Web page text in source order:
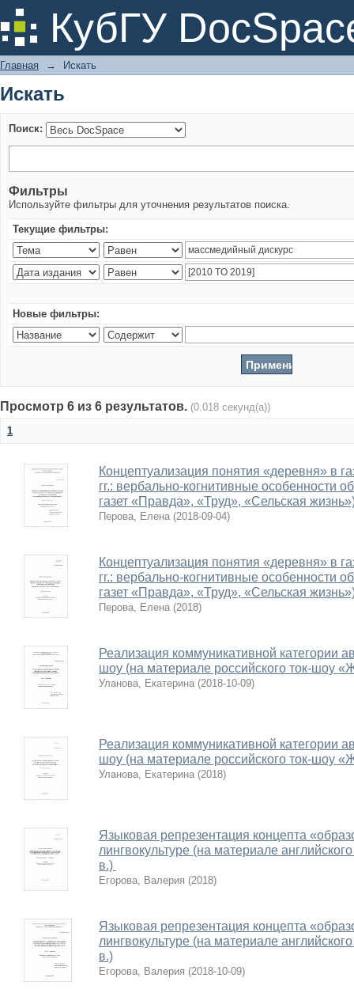
КубГУ
Искать
Главная → Искать
Искать
Поиск:
Фильтры
Используйте фильтры для уточнения результатов поиска.
Текущие фильтры:
Новые фильтры:
Просмотр 6 из 6 результатов. (0.018 секунд(а))
1
Концептуализация понятия «деревня» в
гг.: вербально-когнитивные особенности
газет «Правда», «Труд», «Сельская
Перова, Елена (2018-09-04)
Концептуализация понятия «деревня» в
гг.: вербально-когнитивные особенности
газет «Правда», «Труд», «Сельская
Перова, Елена (2018)
Реализация коммуникативной категории
шоу (на материале российского ток-шоу
Уланова, Екатерина (2018-10-09)
Реализация коммуникативной категории
шоу (на материале российского ток-шоу
Уланова, Екатерина (2018)
Языковая репрезентация концепта
лингвокультуре (на материале
в.)
Егорова, Валерия (2018)
Языковая репрезентация концепта
лингвокультуре (на материале
в.)
Егорова, Валерия (2018-10-09)